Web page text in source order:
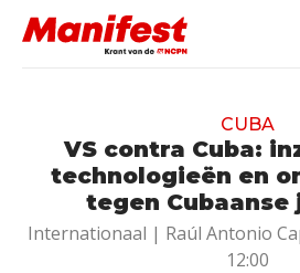
Skip navigation
CUBA
VS contra Cuba:
technologieën en
tegen Cubaanse
Internationaal | Raúl Antonio
12:00